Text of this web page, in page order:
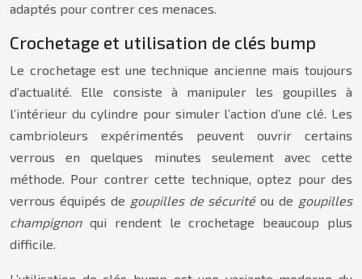
adaptés pour contrer ces menaces.
Crochetage et utilisation de clés bump
Le crochetage est une technique ancienne mais toujours
d’actualité. Elle consiste à manipuler les goupilles à
l’intérieur du cylindre pour simuler l’action d’une clé. Les
cambrioleurs expérimentés peuvent ouvrir certains
verrous en quelques minutes seulement avec cette
méthode. Pour contrer cette technique, optez pour des
verrous équipés de goupilles de sécuritéou de goupilles
champignonqui rendent le crochetage beaucoup plus
difficile.